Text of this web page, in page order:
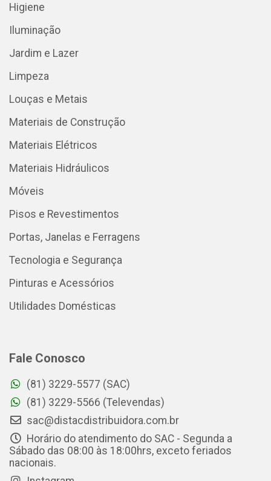
Higiene
Iluminação
Jardim e Lazer
Limpeza
Louças e Metais
Materiais de Construção
Materiais Elétricos
Materiais Hidráulicos
Móveis
Pisos e Revestimentos
Portas, Janelas e Ferragens
Tecnologia e Segurança
Pinturas e Acessórios
Utilidades Domésticas
Fale Conosco
(81) 3229-5577 (SAC)
(81) 3229-5566 (Televendas)
sac@distacdistribuidora.com.br
Horário do atendimento do SAC - Segunda a
Sábado das 08:00 às 18:00hrs, exceto feriados
nacionais.